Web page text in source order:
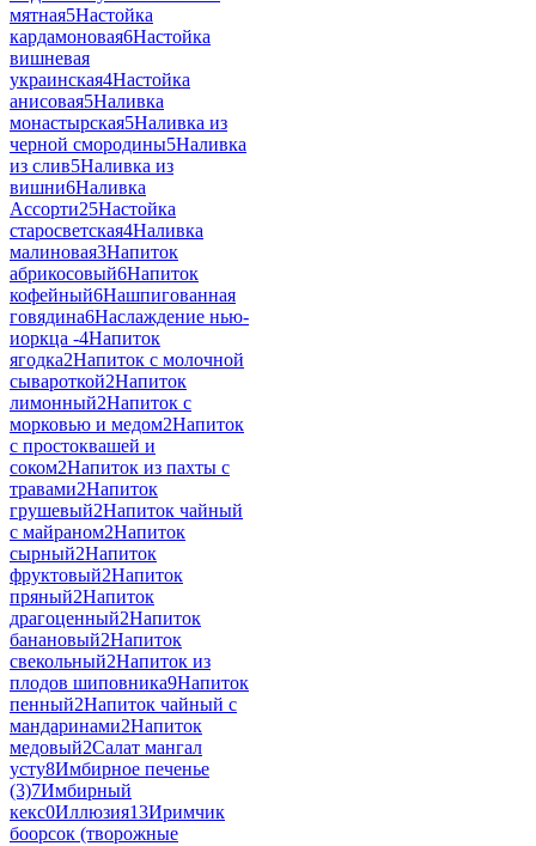
мятная5Настойка
кардамоновая6Настойка
вишневая
украинская4Настойка
анисовая5Наливка
монастырская5Наливка из
черной смородины5Наливка
из слив5Наливка из
вишни6Наливка
Ассорти25Настойка
старосветская4Наливка
малиновая3Напиток
абрикосовый6Напиток
кофейный6Нашпигованная
говядина6Наслаждение нью-
иоркца -4Напиток
ягодка2Напиток с молочной
сывароткой2Напиток
лимонный2Напиток с
морковью и медом2Напиток
с простоквашей и
соком2Напиток из пахты с
травами2Напиток
грушевый2Напиток чайный
с майраном2Напиток
сырный2Напиток
фруктовый2Напиток
пряный2Напиток
драгоценный2Напиток
банановый2Напиток
свекольный2Напиток из
плодов шиповника9Напиток
пенный2Напиток чайный с
мандаринами2Напиток
медовый2Салат мангал
усту8Имбирное печенье
(3)7Имбирный
кекс0Иллюзия13Иримчик
боорсок (творожные